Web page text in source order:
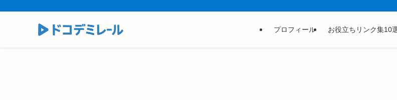
プロフィール お役立ちリンク集10